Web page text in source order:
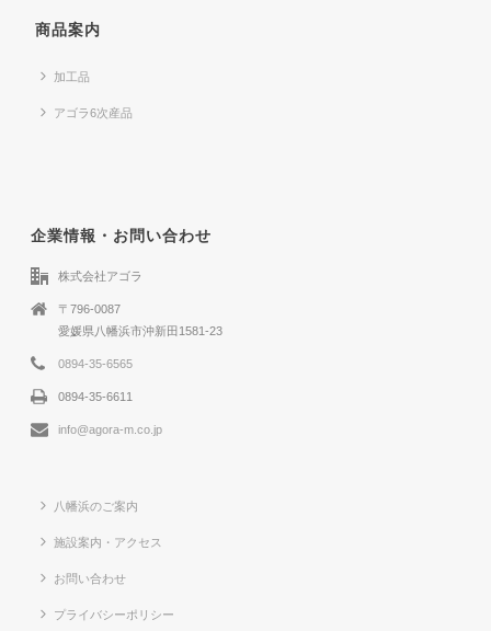
商品案内
加工品
アゴラ6次産品
企業情報・お問い合わせ
株式会社アゴラ
〒796-0087
愛媛県八幡浜市沖新田1581-23
0894-35-6565
0894-35-6611
info@agora-m.co.jp
八幡浜のご案内
施設案内・アクセス
お問い合わせ
プライバシーポリシー